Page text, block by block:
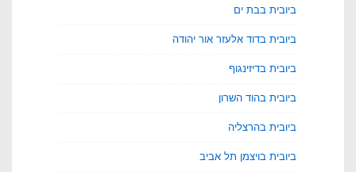
ביובית בבת ים
ביובית בדוד אלעזר אור יהודה
ביובית בדיזינגוף
ביובית בהוד השרון
ביובית בהרצליה
ביובית בויצמן תל אביב